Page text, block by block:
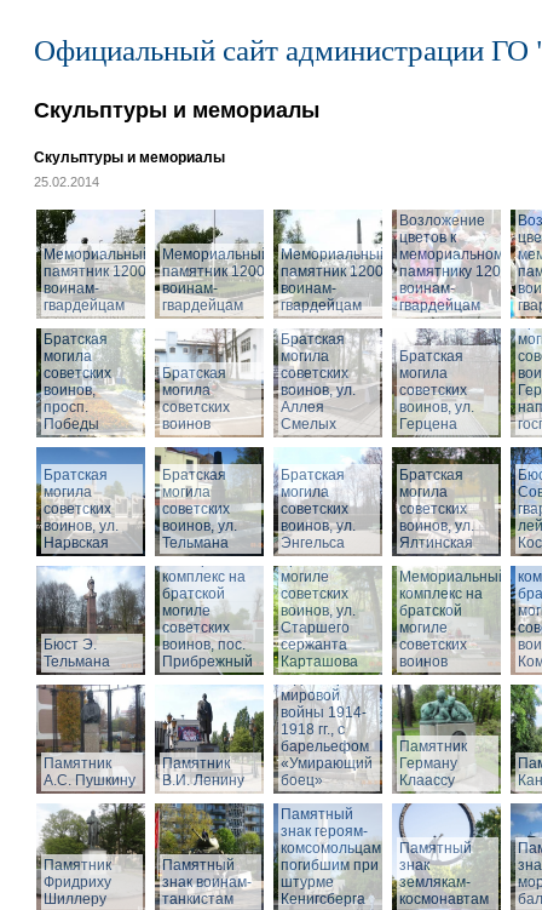
Официальный сайт администрации ГО
Скульптуры и мемориалы
Скульптуры и мемориалы
25.02.2014
Мемориальный
памятник 1200
воинам-
гвардейцам
Мемориальный
памятник 1200
воинам-
гвардейцам
Мемориальный
памятник 1200
воинам-
гвардейцам
Возложение
цветов к
мемориальному
памятнику 1200
воинам-
гвардейцам
Братская
могила
советских
воинов,
просп.
Победы
Братская
могила
советских
воинов
Братская
могила
советских
воинов, ул.
Аллея
Смелых
Братская
могила
советских
воинов, ул.
Герцена
Братская
могила
советских
воинов, ул.
Нарвская
Братская
могила
советских
воинов, ул.
Тельмана
Братская
могила
советских
воинов, ул.
Энгельса
Братская
могила
советских
воинов, ул.
Ялтинская
Бюст Э.
Тельмана
Мемориальный
комплекс на
братской
могиле
советских
воинов, пос.
Прибрежный
Мемориальный
комплекс на
братской
могиле
советских
воинов, ул.
Старшего
сержанта
Карташова
Мемориальный
комплекс на
братской
могиле
советских
воинов
Памятник
А.С. Пушкину
Памятник
В.И. Ленину
Памятник
воинам,
погибшим в
годы Первой
мировой
войны 1914-
1918 гг., с
барельефом
«Умирающий
боец»
Памятник
Герману
Клаассу
Памятник
Фридриху
Шиллеру
Памятный
знак воинам-
танкистам
Памятный
знак героям-
комсомольцам,
погибшим при
штурме
Кенигсберга
Памятный
знак
землякам-
космонавтам